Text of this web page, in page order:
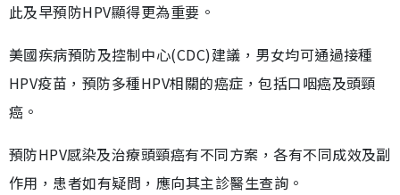
此及早預防HPV顯得更為重要。
美國疾病預防及控制中心(CDC)建議，男女均可通過接種
HPV疫苗，預防多種HPV相關的癌症，包括口咽癌及頭頸
癌。
預防HPV感染及治療頭頸癌有不同方案，各有不同成效及副
作用，患者如有疑問，應向其主診醫生查詢。